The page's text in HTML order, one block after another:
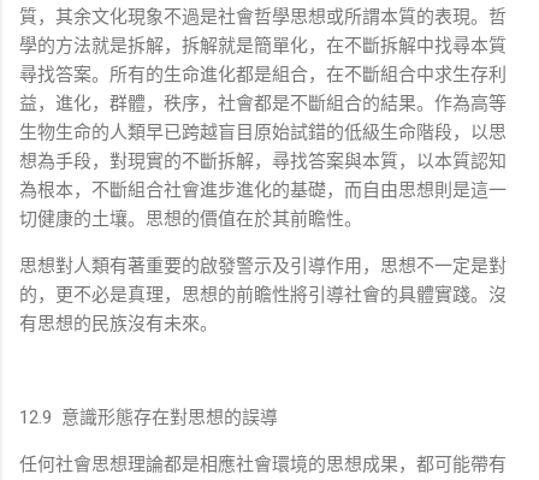
質，其余文化現象不過是社會哲學思想或所謂本質的表現。哲
學的方法就是拆解，拆解就是簡單化，在不斷拆解中找尋本質
尋找答案。所有的生命進化都是組合，在不斷組合中求生存利
益，進化，群體，秩序，社會都是不斷組合的結果。作為高等
生物生命的人類早已跨越盲目原始試錯的低級生命階段，以思
想為手段，對現實的不斷拆解，尋找答案與本質，以本質認知
為根本，不斷組合社會進步進化的基礎，而自由思想則是這一
切健康的土壤。思想的價值在於其前瞻性。
思想對人類有著重要的啟發警示及引導作用，思想不一定是對
的，更不必是真理，思想的前瞻性將引導社會的具體實踐。沒
有思想的民族沒有未來。
12.9 意識形態存在對思想的誤導
任何社會思想理論都是相應社會環境的思想成果，都可能帶有